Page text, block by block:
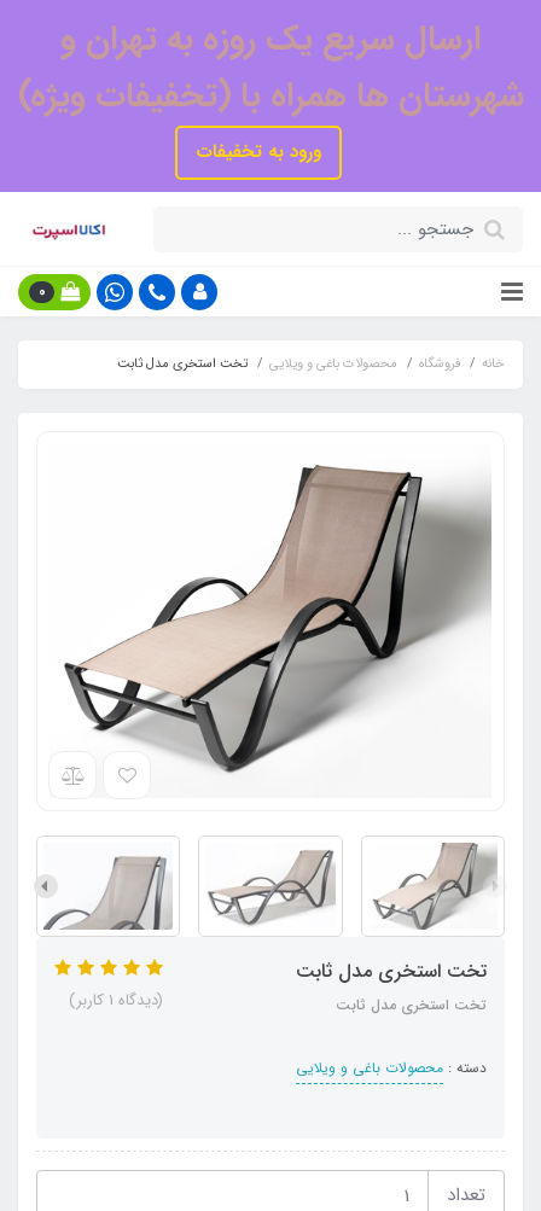
ارسال سریع یک روزه به تهران و
شهرستان ها همراه با (تخفیفات ویژه)
ورود به تخفیفات
0
خانه فروشگاه محصولات باغی و ویلایی تخت استخری مدل ثابت
تخت استخری مدل ثابت
تخت استخری مدل ثابت
دسته : محصولات باغی و ویلایی
(دیدگاه 1 کاربر)
تعداد